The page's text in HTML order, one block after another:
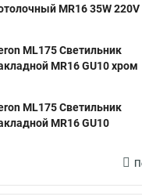
MR16 35W 220V
ML175 Светильник
MR16 GU10 хром
ML175 Светильник
MR16 GU10